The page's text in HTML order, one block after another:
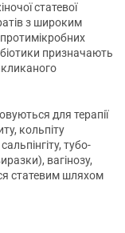
статевої
з широким
призначають
для терапії
кольпіту
тубо-
вагінозу,
статевим шляхом